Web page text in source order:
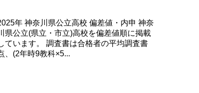
年 神奈川県公立高校 偏差値・内申 神奈
県公立(県立・市立)高校を偏差値順に掲載
ています。 調査書は合格者の平均調査書
、(2年時9教科×5...